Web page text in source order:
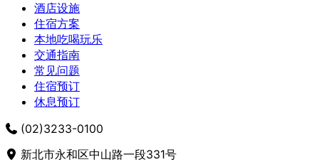
酒店设施
住宿方案
本地吃喝玩乐
交通指南
常见问题
住宿预订
休息预订
(02)3233-0100
新北市永和区中山路一段331号